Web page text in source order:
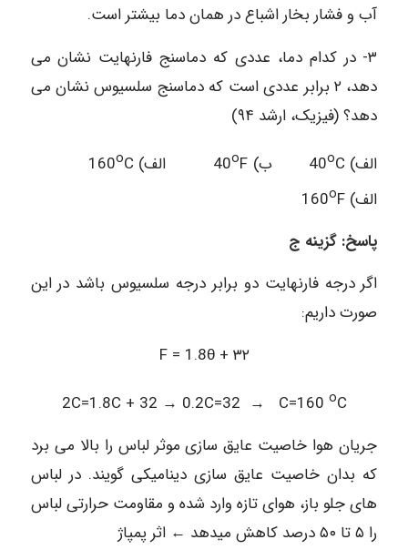
آب و فشار بخار اشباع در همان دما بیشتر است.
۳- در کدام دما، عددی که دماسنج فارنهایت نشان می
دهد، ۲ برابر عددی است که دماسنج سلسیوس نشان می
دهد؟ (فیزیک، ارشد ۹۴)
الف) 40
oC ب) 40 oF الف) 160 o
الف) 160
oF
پاسخ: گزینه ج
اگر درجه فارنهایت دو برابر درجه سلسیوس باشد در این
صورت داریم:
F = 1.8θ + ۳۲
2C=1.8C + 32 → 0.2C=32 → C=160 oC
جریان هوا خاصیت عایق سازی موثر لباس را بالا می برد
که بدان خاصیت عایق سازی دینامیکی گویند. در لباس
های جلو باز، هوای تازه وارد شده و مقاومت حرارتی لباس
را ۵ تا ۵۰ درصد کاهش میدهد ← اثر پمپاژ